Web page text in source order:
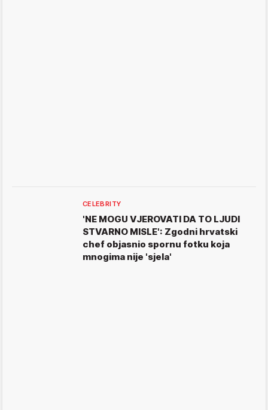
CELEBRITY
'NE MOGU VJEROVATI DA TO LJUDI
STVARNO MISLE': Zgodni hrvatski
chef objasnio spornu fotku koja
mnogima nije 'sjela'